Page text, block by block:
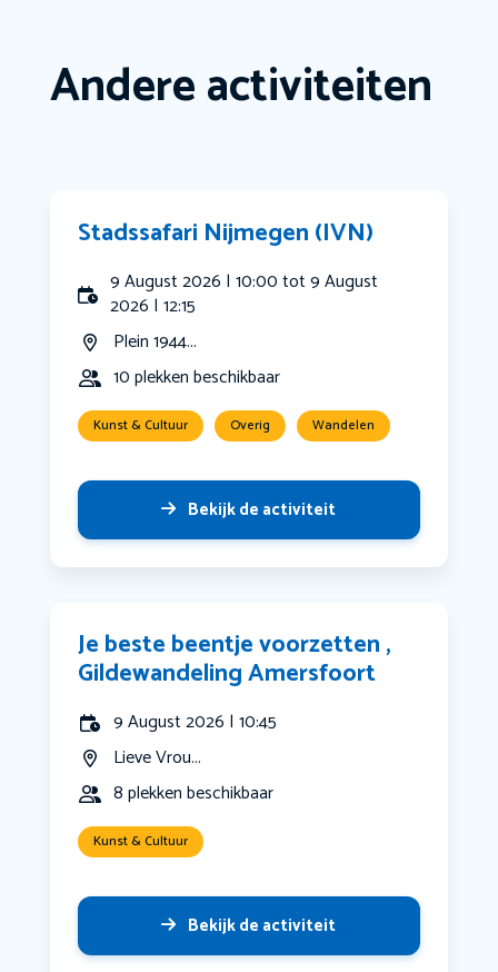
Andere activiteiten
Stadssafari Nijmegen (IVN)
9 August 2026 | 10:00 tot 9 August
2026 | 12:15
Plein 1944...
10 plekken beschikbaar
Kunst & Cultuur Overig Wandelen
Bekijk de activiteit
Je beste beentje voorzetten ,
Gildewandeling Amersfoort
9 August 2026 | 10:45
Lieve Vrou...
8 plekken beschikbaar
Kunst & Cultuur
Bekijk de activiteit